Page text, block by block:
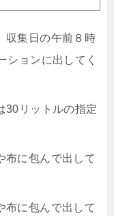
収集日の午前８時
ションに出してく
30リットルの指定
布に包んで出して
布に包んで出して